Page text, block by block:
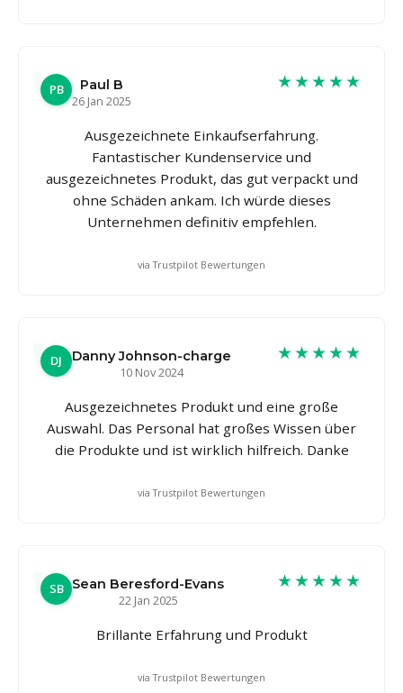
PB
Paul B
26 Jan 2025
★★★★★
Ausgezeichnete Einkaufserfahrung.
Fantastischer Kundenservice und
ausgezeichnetes Produkt, das gut verpackt und
ohne Schäden ankam. Ich würde dieses
Unternehmen definitiv empfehlen.
via Trustpilot Bewertungen
DJ
Danny Johnson-charge
10 Nov 2024
★★★★★
Ausgezeichnetes Produkt und eine große
Auswahl. Das Personal hat großes Wissen über
die Produkte und ist wirklich hilfreich. Danke
via Trustpilot Bewertungen
SB Sean Beresford-Evans
22 Jan 2025
★★★★★
Brillante Erfahrung und Produkt
via Trustpilot Bewertungen